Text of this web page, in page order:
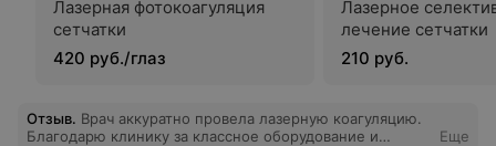
Лазерная фотокоагуляция
сетчатки
420 руб./глаз
Лазерное
лечение сетчатки
210 руб.
Отзыв. Врач аккуратно провела лазерную коагуляцию.
Благодарю клинику за классное оборудование и
Еще